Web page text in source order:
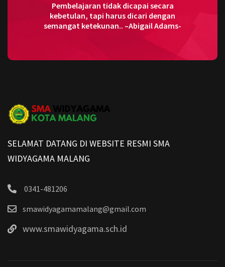
Pembelajaran tidak dicapai secara
kebetulan, tapi harus dicari dengan
semangat ketekunan.. –Abigail Adams-
SELAMAT DATANG DI WEBSITE RESMI SMA
WIDYAGAMA MALANG
0341-481206
smawidyagamamalang@gmail.com
www.smawidyagama.sch.id